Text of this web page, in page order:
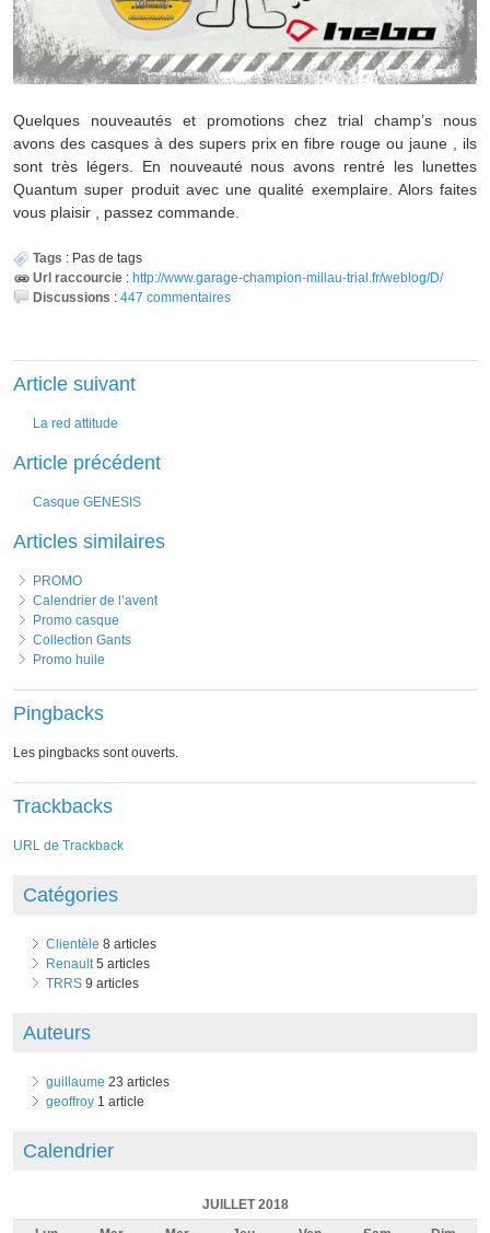
Quelques nouveautés et promotions chez trial champ’s nous
avons des casques à des supers prix en fibre rouge ou jaune , ils
sont très légers. En nouveauté nous avons rentré les lunettes
Quantum super produit avec une qualité exemplaire. Alors faites
vous plaisir , passez commande.
Tags : Pas de tags
Url raccourcie : http://www.garage-champion-millau-trial.fr/weblog/D/
Discussions : 447 commentaires
Article suivant
La red attitude
Article précédent
Casque GENESIS
Articles similaires
PROMO
Calendrier de l’avent
Promo casque
Collection Gants
Promo huile
Pingbacks
Les pingbacks sont ouverts.
Trackbacks
URL de Trackback
Catégories
Clientèle 8 articles
Renault 5 articles
TRRS 9 articles
Auteurs
guillaume 23 articles
geoffroy 1 article
Calendrier
JUILLET 2018